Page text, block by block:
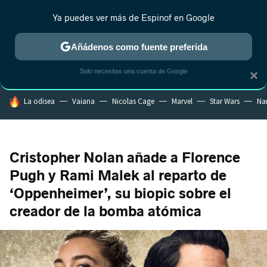
MENÚ NUEVO
ESTRENOS REALITY ANIME RANKINGS CINE
HOY SE HABLA DE
La odisea Vaiana Nicolas Cage Marvel Star Wars
Cristopher Nolan añade a Florence
Pugh y Rami Malek al reparto de
‘Oppenheimer’, su biopic sobre el
creador de la bomba atómica
×
Ya puedes ver más de Espinof en Google
Añádenos como fuente preferida
Solo necesitas una cuenta de Google